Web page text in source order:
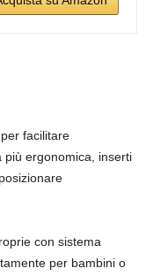
facilitare
più ergonomica, inserti
con sistema
per bambini o